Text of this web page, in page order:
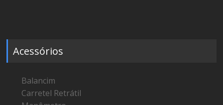
Acessórios
Balancim
Carretel Retrátil